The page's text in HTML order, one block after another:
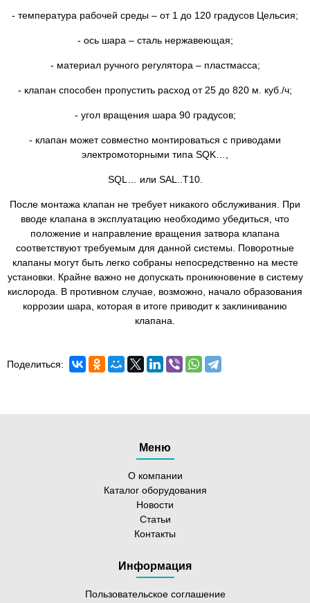
- температура рабочей среды – от 1 до 120 градусов Цельсия;
- ось шара – сталь нержавеющая;
- материал ручного регулятора – пластмасса;
- клапан способен пропустить расход от 25 до 820 м. куб./ч;
- угол вращения шара 90 градусов;
- клапан может совместно монтироваться с приводами
электромоторными типа SQK…,
SQL… или SAL..T10.
После монтажа клапан не требует никакого обслуживания. При
вводе клапана в эксплуатацию необходимо убедиться, что
положение и направление вращения затвора клапана
соответствуют требуемым для данной системы. Поворотные
клапаны могут быть легко собраны непосредственно на месте
установки. Крайне важно не допускать проникновение в систему
кислорода. В противном случае, возможно, начало образования
коррозии шара, которая в итоге приводит к заклиниванию
клапана.
Поделиться:
Меню
О компании
Каталог оборудования
Новости
Статьи
Контакты
Информация
Пользовательское соглашение